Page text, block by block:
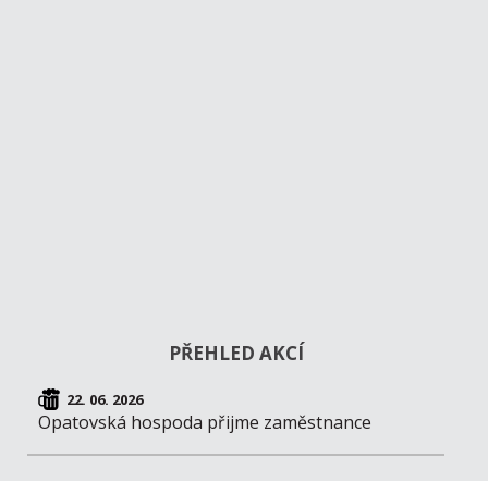
PŘEHLED AKCÍ
22. 06. 2026
Opatovská hospoda přijme zaměstnance